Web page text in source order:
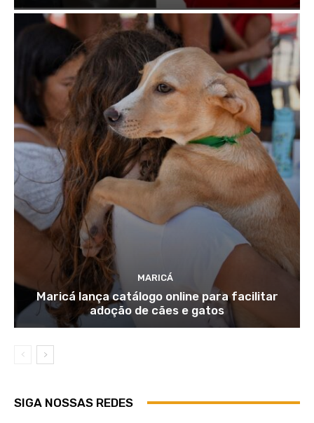
MARICÁ
Maricá lança catálogo online para facilitar
adoção de cães e gatos
SIGA NOSSAS REDES